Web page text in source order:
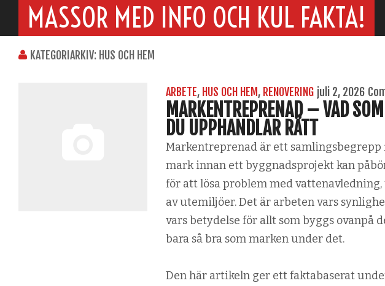
MASSOR MED INFO OCH KUL FAKTA!
KATEGORIARKIV: HUS OCH HEM
ARBETE, HUS OCH HEM, RENOVERING juli 2, 2026
MARKENTREPRENAD – VAD
DU UPPHANDLAR RÄTT
Markentreprenad är ett samlingsbegrepp
mark innan ett byggnadsprojekt kan
för att lösa problem med
av utemiljöer. Det är arbeten vars
vars betydelse för allt som byggs ovanpå
bara så bra som marken under det.
Den här artikeln ger ett faktabaserat